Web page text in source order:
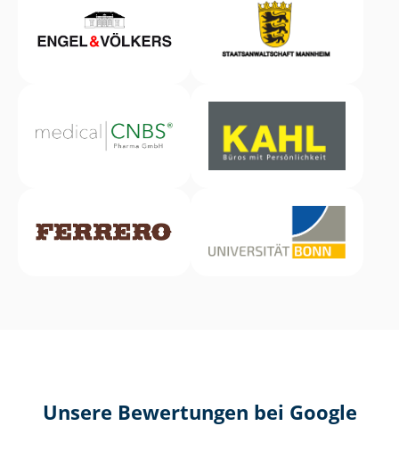
Unsere Bewertungen bei Google